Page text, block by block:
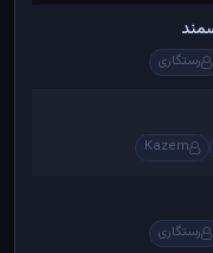
رستگاری
Kazem
رستگاری